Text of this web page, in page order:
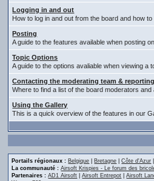
Logging in and out
How to log in and out from the board and how
Posting
A guide to the features available when posting
Topic Options
A guide to the options avaliable when viewing a
Contacting the moderating team &
Where to find a list of the board moderators and
Using the Gallery
This is a quick overview of the features in our
Portails régionaux : Belgique Bretagne |Côte d'Azur
La communauté : Airsoft Krispies - Le forum des
Partenaires : AD1 Airsoft |Airsoft Entrepot |Airsoft